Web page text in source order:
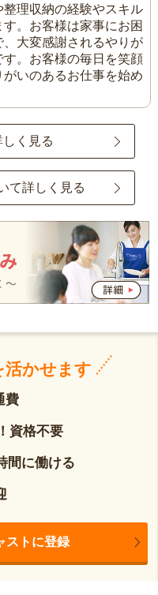
理収納の経験やスキル
。お客様は家事にお困
、大変感謝されるやりが
。お客様の毎日を笑顔
いのあるお仕事を始め
く見る
て詳しく見る
活かせます
費
資格不要
間に働ける
ストに登録